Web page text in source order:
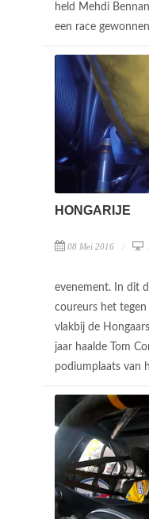
held Mehdi
een race
HONGARIJE
08 Mei 2016
evenement. In dit
coureurs het
vlakbij de
jaar haalde Tom
podiumplaats van